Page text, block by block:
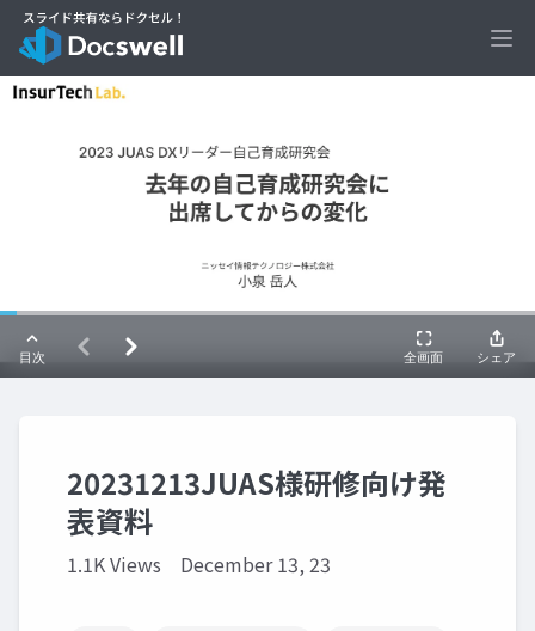
20231213JUAS様研修向け発
表資料
1.1K Views December 13, 23